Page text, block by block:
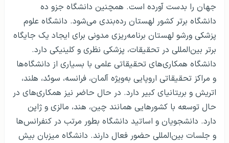
جهان را بدست آورده است. همچنین دانشگاه جزو ده
دانشگاه برتر کشور لهستان رده‌بندی می‌شود. دانشگاه علوم
پزشکی ورشو لهستان برنامه‌ریزی مدونی برای ایجاد یک جایگاه
برتر بین‌المللی در تحقیقات، پزشکی نظری و کلینیکی دارد.
دانشگاه همکاری‌های تحقیقاتی علمی با بسیاری از دانشگاه‌ها
و مراکز تحقیقاتی اروپایی به‌ویژه آلمان، فرانسه، سوئد، هلند،
اتریش و بریتانیای کبیر دارد. در حال حاضر نیز همکاری‌های در
حال توسعه با کشورهایی همانند چین، هند، مالزی و ژاپن
دارد. دانشجویان و اساتید دانشگاه بطور مرتب در کنفرانس‌ها
و جلسات بین‌المللی حضور فعال دارند. دانشگاه میزبان بیش